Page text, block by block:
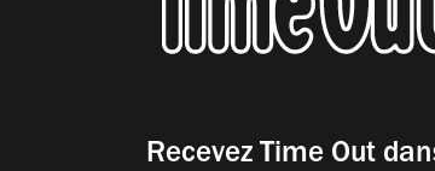
Recevez Time Out